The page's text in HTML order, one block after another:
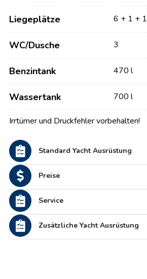
Liegeplätze 6 + 1 + 1
WC/Dusche 3
Benzintank 470 l
Wassertank 700 l
Irrtümer und Druckfehler vorbehalten!
Standard Yacht Ausrüstung
Preise
Service
Zusätzliche Yacht Ausrüstung